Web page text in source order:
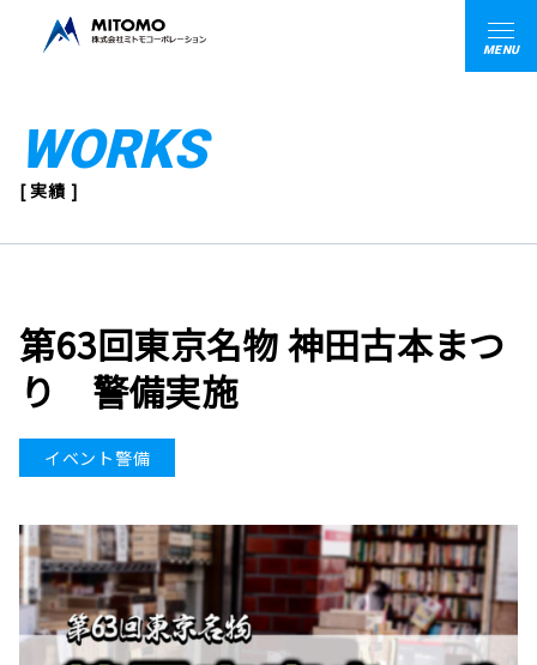
MENU
WORKS
[ 実績 ]
第63回東京名物 神田古本まつ
り 警備実施
イベント警備